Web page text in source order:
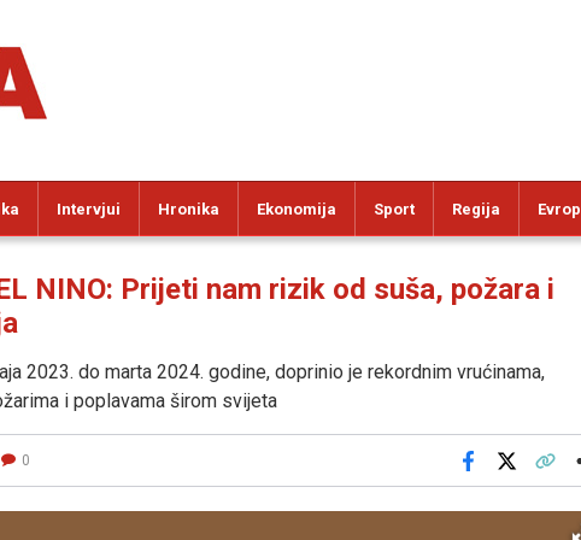
Intervjui Hronika Ekonomija Sport Regija
NINO: Prijeti nam rizik od suša, požara i
2023. do marta 2024. godine, doprinio je rekordnim vrućinama,
i poplavama širom svijeta
0
Facebook